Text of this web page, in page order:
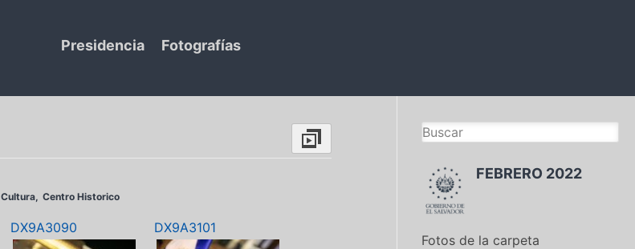
Presidencia Fotografías
Cultura Centro Historico
DX9A3090 DX9A3101
FEBRERO 2022
Fotos de la carpeta